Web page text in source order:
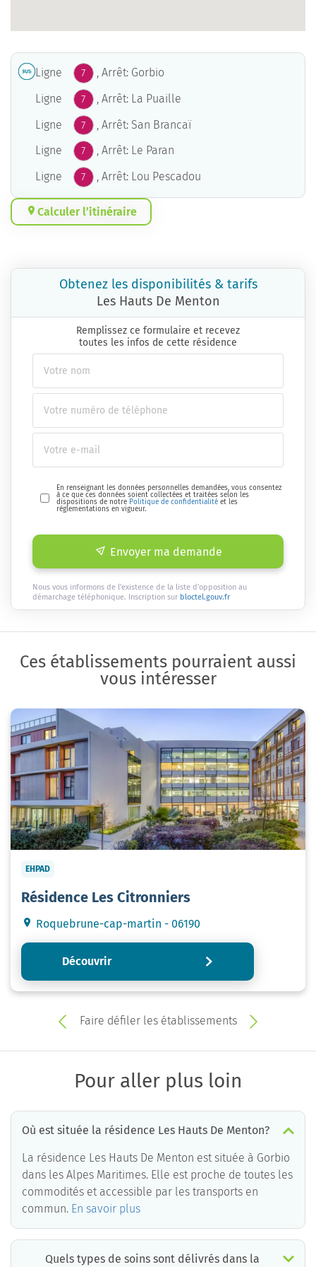
Ligne 7
, Arrêt: Gorbio
Ligne
7
, Arrêt: La Puaille
Ligne
7
, Arrêt: San Brancaï
Ligne
7
, Arrêt: Le Paran
Ligne
7 , Arrêt: Lou Pescadou
Calculer l’itinéraire
Obtenez les disponibilités & tarifs
Les Hauts De Menton
Remplissez ce formulaire et recevez
toutes les infos de cette résidence
En renseignant les données personnelles demandées, vous consentez
à ce que ces données soient collectées et traitées selon les
dispositions de notre Politique de confidentialité et les
réglementations en vigueur.
Envoyer ma demande
Nous vous informons de l'existence de la liste d'opposition au
démarchage téléphonique. Inscription sur bloctel.gouv.fr
Ces établissements pourraient aussi
vous intéresser
EHPAD
Résidence Les Citronniers
Roquebrune-cap-martin - 06190
Découvrir
Faire défiler les établissements
Pour aller plus loin
Où est située la résidence Les Hauts De Menton?
La résidence Les Hauts De Menton est située à Gorbio
dans les Alpes Maritimes. Elle est proche de toutes les
commodités et accessible par les transports en
commun. En savoir plus
Quels types de soins sont délivrés dans la